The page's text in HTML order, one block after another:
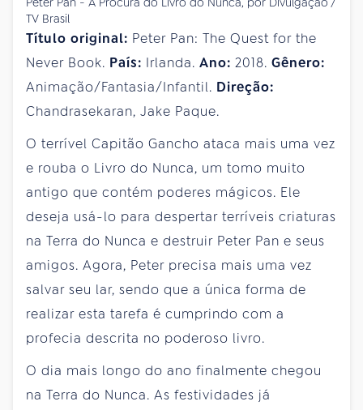
TV Brasil
Título original: Peter Pan: The Quest for the
Never Book. País: Irlanda. Ano: 2018. Gênero:
Animação/Fantasia/Infantil. Direção:
Chandrasekaran, Jake Paque.
O terrível Capitão Gancho ataca mais uma vez
e rouba o Livro do Nunca, um tomo muito
antigo que contém poderes mágicos. Ele
deseja usá-lo para despertar terríveis criaturas
na Terra do Nunca e destruir Peter Pan e seus
amigos. Agora, Peter precisa mais uma vez
salvar seu lar, sendo que a única forma de
realizar esta tarefa é cumprindo com a
profecia descrita no poderoso livro.
O dia mais longo do ano finalmente chegou
na Terra do Nunca. As festividades já